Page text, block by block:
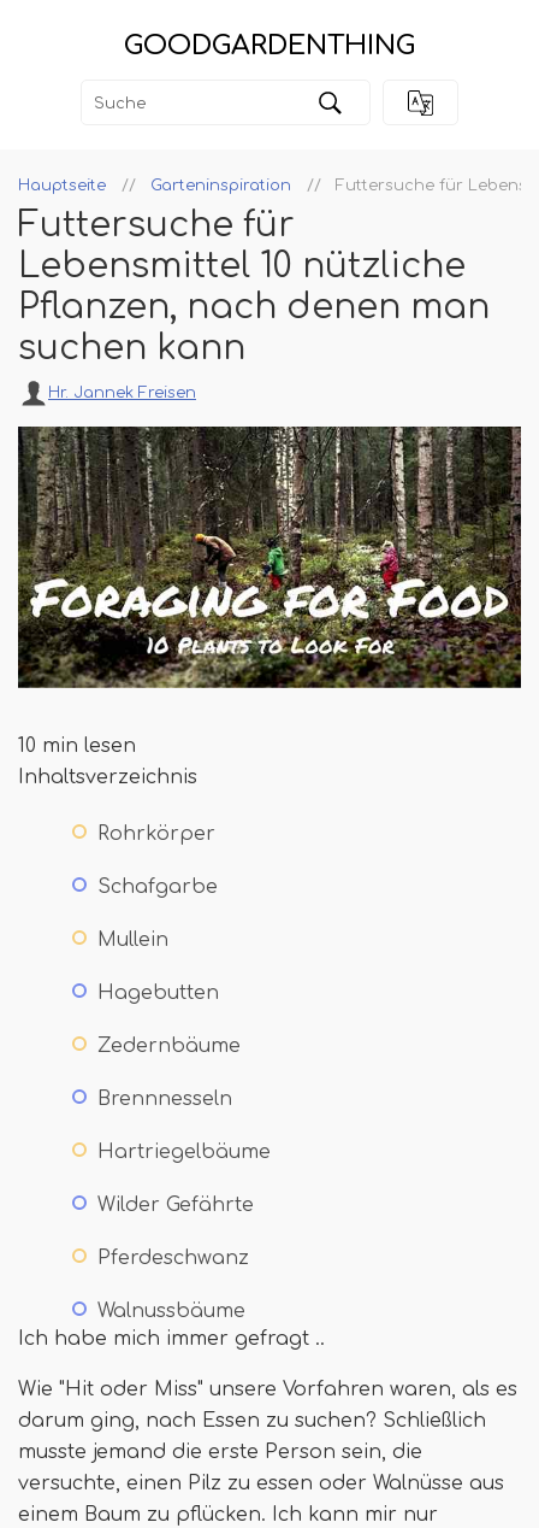
GOODGARDENTHING
Hauptseite Garteninspiration Futtersuche für
Futtersuche für
Lebensmittel 10 nützliche
Pflanzen, nach denen man
suchen kann
Hr. Jannek Freisen
10 min lesen
Inhaltsverzeichnis
Rohrkörper
Schafgarbe
Mullein
Hagebutten
Zedernbäume
Brennnesseln
Hartriegelbäume
Wilder Gefährte
Pferdeschwanz
Walnussbäume
Ich habe mich immer gefragt ..
Wie "Hit oder Miss" unsere Vorfahren waren, als es
darum ging, nach Essen zu suchen? Schließlich
musste jemand die erste Person sein, die
versuchte, einen Pilz zu essen oder Walnüsse aus
einem Baum zu pflücken. Ich kann mir nur